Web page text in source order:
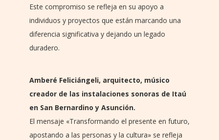
Este compromiso se refleja en su apoyo a
individuos y proyectos que están marcando una
diferencia significativa y dejando un legado
duradero.
Amberé Feliciángeli, arquitecto, músico
creador de las instalaciones sonoras de Itaú
en San Bernardino y Asunción.
El mensaje «Transformando el presente en futuro,
apostando a las personas y la cultura» se refleja